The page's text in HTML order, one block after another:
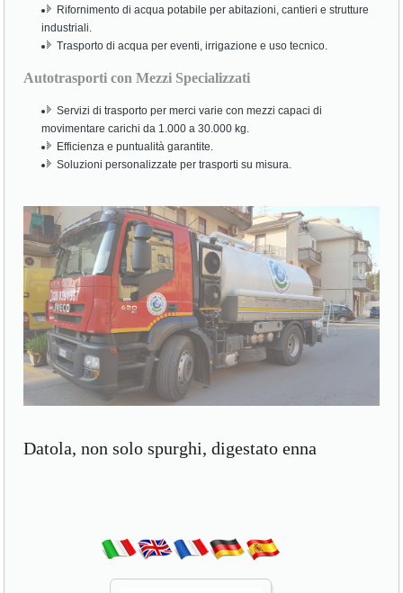
Rifornimento di acqua potabile per abitazioni, cantieri e strutture
industriali.
Trasporto di acqua per eventi, irrigazione e uso tecnico.
Autotrasporti con Mezzi Specializzati
Servizi di trasporto per merci varie con mezzi capaci di
movimentare carichi da 1.000 a 30.000 kg.
Efficienza e puntualità garantite.
Soluzioni personalizzate per trasporti su misura.
Datola, non solo spurghi, digestato enna